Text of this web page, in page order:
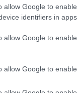
allow Google to
identifiers in apps.
allow Google to
allow Google to
Street farkasa